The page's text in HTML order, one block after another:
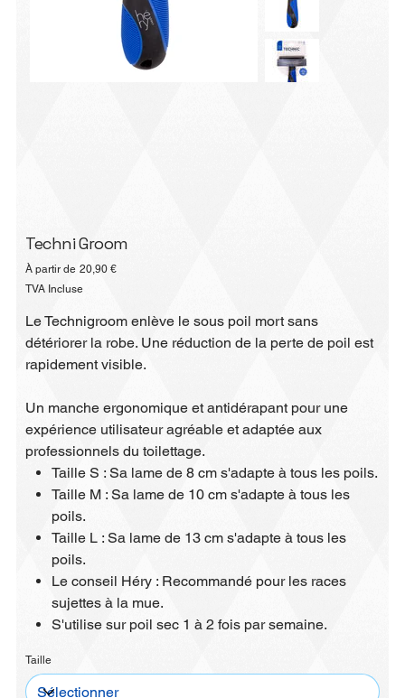
Techni Groom
À partir de Prix
20,90 €
TVA Incluse
Le Technigroom enlève le sous poil mort sans
détériorer la robe. Une réduction de la perte de poil est
rapidement visible.
Un manche ergonomique et antidérapant pour une
expérience utilisateur agréable et adaptée aux
professionnels du toilettage.
Taille S : Sa lame de 8 cm s'adapte à tous les poils.
Taille M : Sa lame de 10 cm s'adapte à tous les
poils.
Taille L : Sa lame de 13 cm s'adapte à tous les
poils.
Le conseil Héry : Recommandé pour les races
sujettes à la mue.
S'utilise sur poil sec 1 à 2 fois par semaine.
Taille